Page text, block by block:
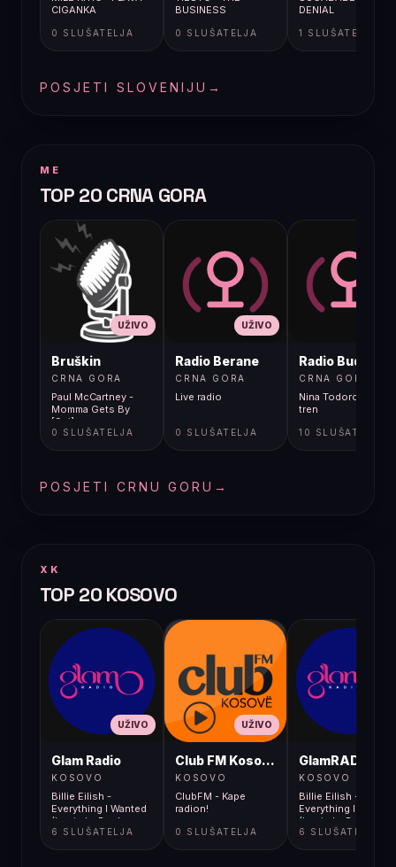
CIGANKA
0 SLUŠATELJA
BUSINESS
0 SLUŠATELJA
DENIAL
1 SLUŠATELJA
POSJETI SLOVENIJU →
ME
TOP 20 CRNA GORA
UŽIVO
Bruškin
CRNA GORA
Paul McCartney -
Momma Gets By
[9gj]
0 SLUŠATELJA
UŽIVO
Radio Berane
CRNA GORA
Live radio
0 SLUŠATELJA
Radio Budva
CRNA GORA
Nina Todorovic -
tren
10 SLUŠATELJA
POSJETI CRNU GORU →
XK
TOP 20 KOSOVO
UŽIVO
Glam Radio
KOSOVO
Billie Eilish -
Everything I Wanted
(Louis La Roche
Remix)
6 SLUŠATELJA
UŽIVO
Club FM Kosovë
KOSOVO
ClubFM - Kape
radion!
0 SLUŠATELJA
GlamRADIO
KOSOVO
Billie Eilish -
Everything I Wanted
(Louis La Roche
Remix)
6 SLUŠATELJA